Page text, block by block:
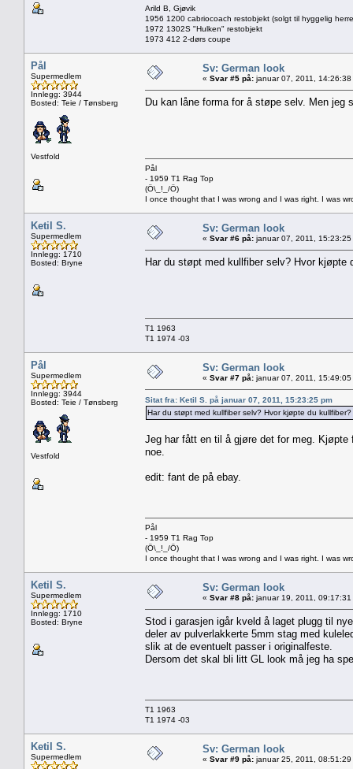
Arild B, Gjøvik
1956 1200 cabriocoach restobjekt (solgt til hyggelig
1972 1302S "Hulken" restobjekt
1973 412 2-dørs coupe
Pål
Supermedlem
Innlegg: 3944
Bosted: Teie / Tønsberg
Vestfold
Sv: German look
« Svar #5 på: januar 07, 2011, 14:26:38
Du kan låne forma for å støpe selv. Men jeg
Pål
- 1959 T1 Rag Top
(Ö\_!_/Ö)
I once thought that I was wrong and I was right. I was
Ketil S.
Supermedlem
Innlegg: 1710
Bosted: Bryne
Sv: German look
« Svar #6 på: januar 07, 2011, 15:23:25
Har du støpt med kullfiber selv? Hvor kjøpte
T1 1963
T1 1974 -03
Pål
Supermedlem
Innlegg: 3944
Bosted: Teie / Tønsberg
Vestfold
Sv: German look
« Svar #7 på: januar 07, 2011, 15:49:05
Sitat fra: Ketil S. på januar 07, 2011, 15:23:25 pm
Har du støpt med kullfiber selv? Hvor kjøpte du kullfiber?
Jeg har fått en til å gjøre det for meg.
noe.
edit: fant de på ebay.
Pål
- 1959 T1 Rag Top
(Ö\_!_/Ö)
I once thought that I was wrong and I was right. I was
Ketil S.
Supermedlem
Innlegg: 1710
Bosted: Bryne
Sv: German look
« Svar #8 på: januar 19, 2011, 09:17:31
Stod i garasjen igår kveld å laget plugg til
deler av pulverlakkerte 5mm stag med
slik at de eventuelt passer i originalfeste.
Dersom det skal bli litt GL look må jeg ha
T1 1963
T1 1974 -03
Ketil S.
Supermedlem
Sv: German look
« Svar #9 på: januar 25, 2011, 08:51:29